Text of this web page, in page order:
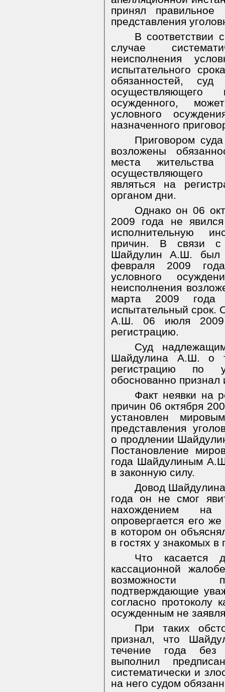
принял правильное
представления
В
случае
неисполнения
испытательного
обязанностей,
осужденного,
условного
назначенного
Приговором суда
возложены
места
осуществляющего
являться на
органом дни.
Однако он 06
2009 года не
исполнительную
причин. В связи с
Шайдулин А.Ш. был
февраля 2009
условного
неисполнения
марта 2009
испытательный срок.
А.Ш. 06 июля 2009
регистрацию.
Суд
Шайдулина А.Ш. о
регистрацию по
обоснованно признал
Факт неявки на
причин 06 октября
установлен
представления
о продлении
Постановление
года Шайдулиным
в законную силу.
Довод
года он не смог
нахождением на
опровергается его
в котором он
в гостях у знакомых в
Что касается
кассационной
возможности
подтверждающие
согласно протоколу
осужденным не
При таких
признал, что
течение года без
выполнил
систематически и
на него судом